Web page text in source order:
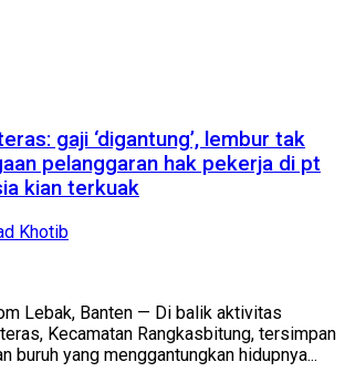
gaji ‘digantung’, lembur tak
pelanggaran hak pekerja di pt
kian terkuak
Khotib
Lebak, Banten — Di balik aktivitas
Kecamatan Rangkasbitung, tersimpan
buruh yang menggantungkan hidupnya...